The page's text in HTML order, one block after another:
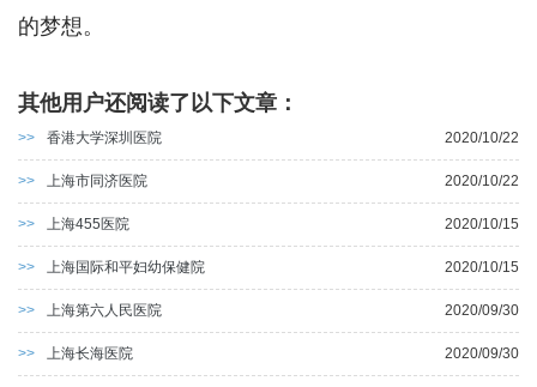
的梦想。
其他用户还阅读了以下文章：
>> 香港大学深圳医院 2020/10/22
>> 上海市同济医院 2020/10/22
>> 上海455医院 2020/10/15
>> 上海国际和平妇幼保健院 2020/10/15
>> 上海第六人民医院 2020/09/30
>> 上海长海医院 2020/09/30